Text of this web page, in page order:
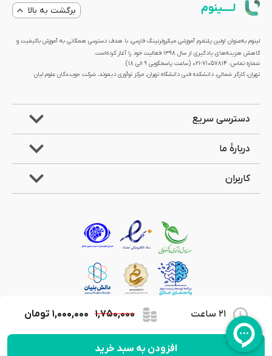
21 ساعت ۱,۷۵۰,۰۰۰ ۱,۰۰۰,۰۰۰ تومان
افزودن به سبد خرید
لــــینوم برگشت به بالا
لینوم به‌عنوان اولین پلتفرم آموزشی میکرولرنینگ فارسی، با هدف دسترسی همگانی به آموزش باکیفیت و
کاهش هزینه‌های یادگیری از سال 1398 فعالیت خود را آغاز کرده‌است.
شماره تماس: 71057814-021 (ساعت پاسخگویی ۹ الی ۱۸)
تهران، کارگر شمالی، دانشکده فنی دانشگاه تهران، مرکز نوآوری دیموند، شرکت جویندگان علوم لیان
دسترسی سریع
دربارۀ ما
کاربران
کلیۀ حقوق مادی و معنوی این وب‌سایت متعلق به شرکت جویندگان علوم لیان می‌باشد.